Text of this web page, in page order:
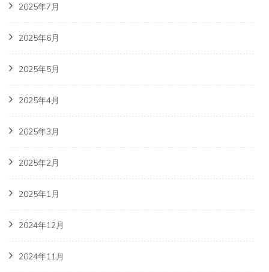
2025年7月
2025年6月
2025年5月
2025年4月
2025年3月
2025年2月
2025年1月
2024年12月
2024年11月